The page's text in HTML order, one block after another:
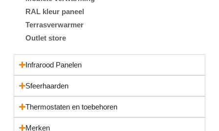
RAL kleur paneel
Terrasverwarmer
Outlet store
Infrarood Panelen
Sfeerhaarden
Thermostaten en toebehoren
Merken